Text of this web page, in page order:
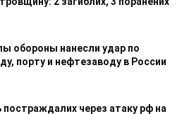
обороны нанесли удар по
порту и нефтезаводу в России
постраждалих через атаку рф на